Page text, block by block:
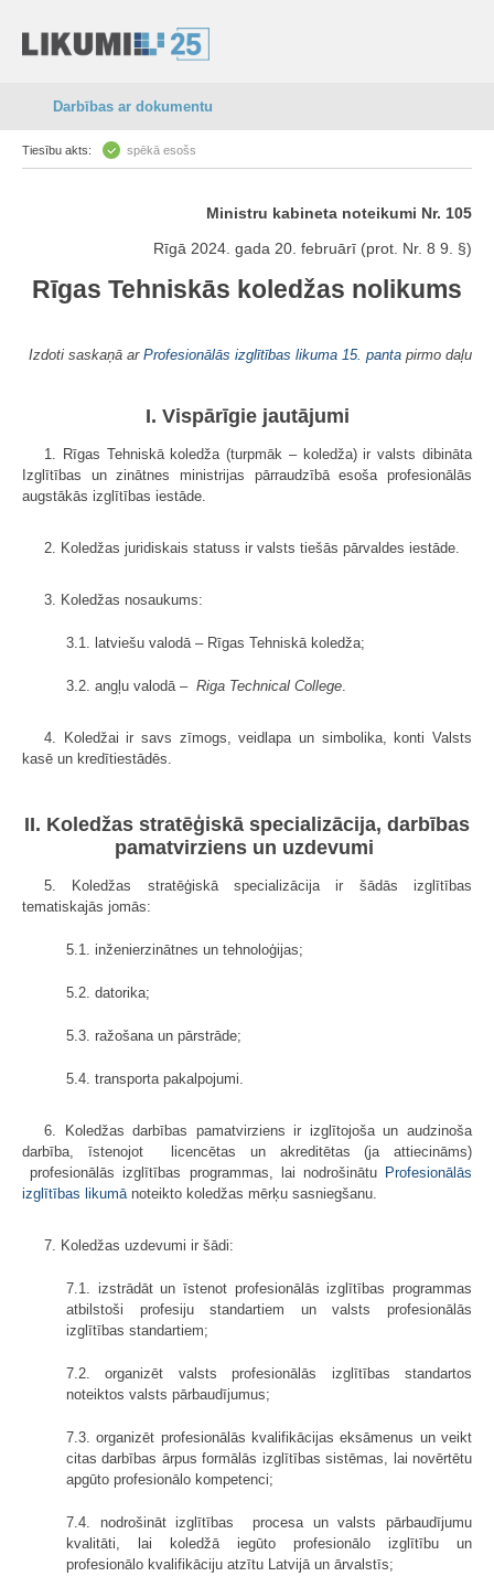
Darbības ar dokumentu
Tiesību akts: spēkā esošs
Ministru kabineta noteikumi Nr. 105
Rīgā 2024. gada 20. februārī (prot. Nr. 8 9. §)
Rīgas Tehniskās koledžas nolikums
Izdoti saskaņā ar Profesionālās izglītības likuma 15. panta pirmo daļu
I. Vispārīgie jautājumi
1. Rīgas Tehniskā koledža (turpmāk – koledža) ir valsts dibināta
Izglītības un zinātnes ministrijas pārraudzībā esoša profesionālās
augstākās izglītības iestāde.
2. Koledžas juridiskais statuss ir valsts tiešās pārvaldes iestāde.
3. Koledžas nosaukums:
3.1. latviešu valodā – Rīgas Tehniskā koledža;
3.2. angļu valodā – Riga Technical College
4. Koledžai ir savs zīmogs, veidlapa un simbolika, konti Valsts
kasē un kredītiestādēs.
II. Koledžas stratēģiskā specializācija, darbības
pamatvirziens un uzdevumi
5. Koledžas stratēģiskā specializācija ir šādās izglītības
tematiskajās jomās:
5.1. inženierzinātnes un tehnoloģijas;
5.2. datorika;
5.3. ražošana un pārstrāde;
5.4. transporta pakalpojumi.
6. Koledžas darbības pamatvirziens ir izglītojoša un audzinoša
darbība, īstenojot licencētas un akreditētas (ja attiecināms)
profesionālās izglītības programmas, lai nodrošinātu Profesionālās
izglītības likumānoteikto koledžas mērķu sasniegšanu.
7. Koledžas uzdevumi ir šādi:
7.1. izstrādāt un īstenot profesionālās izglītības programmas
atbilstoši profesiju standartiem un valsts profesionālās
izglītības standartiem;
7.2. organizēt valsts profesionālās izglītības standartos
noteiktos valsts pārbaudījumus;
7.3. organizēt profesionālās kvalifikācijas eksāmenus un veikt
citas darbības ārpus formālās izglītības sistēmas, lai novērtētu
apgūto profesionālo kompetenci;
7.4. nodrošināt izglītības procesa un valsts pārbaudījumu
kvalitāti, lai koledžā iegūto profesionālo izglītību un
profesionālo kvalifikāciju atzītu Latvijā un ārvalstīs;